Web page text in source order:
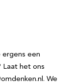
een
Laat het ons
We